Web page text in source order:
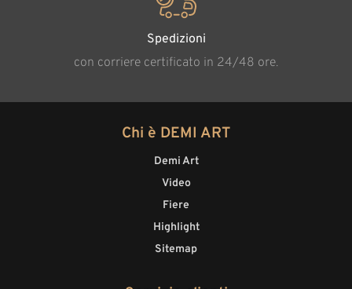
Spedizioni
con corriere certificato in 24/48 ore.
Chi è DEMI ART
Demi Art
Video
Fiere
Highlight
Sitemap